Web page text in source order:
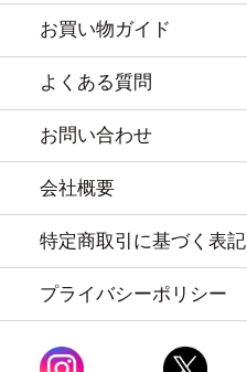
お買い物ガイド
よくある質問
お問い合わせ
会社概要
特定商取引に基づく表記
プライバシーポリシー